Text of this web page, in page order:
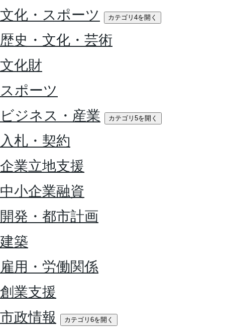
文化・スポーツ
カテゴリ4を開く
歴史・文化・芸術
文化財
スポーツ
ビジネス・産業
カテゴリ5を開く
入札・契約
企業立地支援
中小企業融資
開発・都市計画
建築
雇用・労働関係
創業支援
市政情報
カテゴリ6を開く